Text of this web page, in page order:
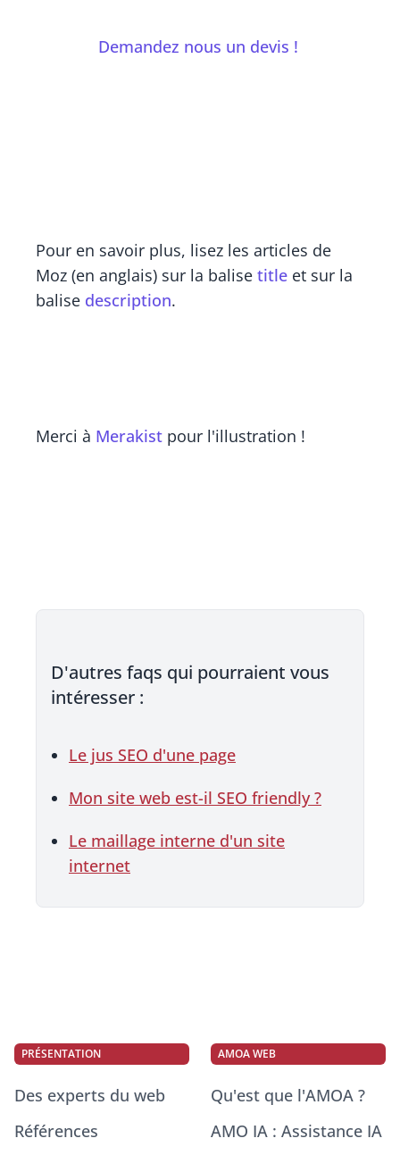
Demandez nous un devis !
Pour en savoir plus, lisez les articles de
Moz (en anglais) sur la balise title et sur la
balise description.
Merci à Merakist pour l'illustration !
D'autres faqs qui pourraient vous
intéresser :
Le jus SEO d'une page
Mon site web est-il SEO friendly ?
Le maillage interne d'un site
internet
PRÉSENTATION
Des experts du web
Références
AMOA WEB
Qu'est que l'AMOA ?
AMO IA : Assistance IA